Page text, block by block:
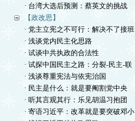
· 台湾大选后预测：蔡英文的挑战
【政改思】
· 党主立宪之不可行：解决不了接班
· 浅谈党内民主化思路
· 试谈中共执政的合法性
· 试探中国民主之路：分裂-民主-联
· 浅谈尊重宪法与依宪治国
· 民主是什么：就是要阉割党中央
· 听其言观其行：乐见胡温习抱团
· 寄语习近平：改革就是要突破邓小